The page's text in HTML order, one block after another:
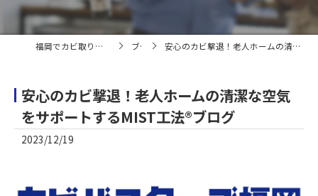
福岡でカビ取りならカビバスターズ福岡 ブログ 安心のカビ撃退！老人ホームの清潔な空気をサポートするMIST工法®ブログ
安心のカビ撃退！老人ホームの清潔な空気
をサポートするMIST工法®ブログ
2023/12/19